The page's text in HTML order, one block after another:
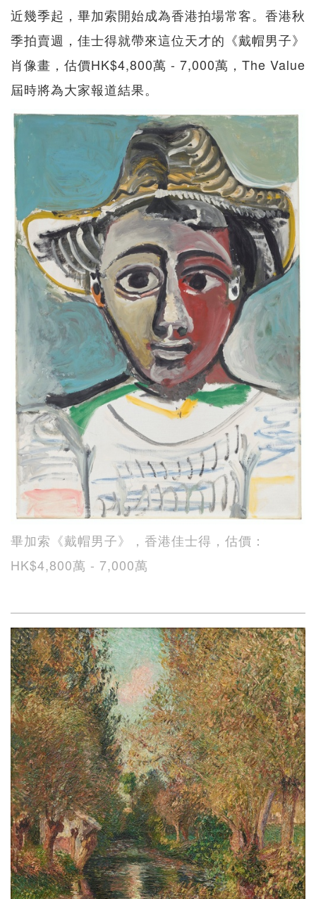
近幾季起，畢加索開始成為香港拍場常客。香港秋
季拍賣週，佳士得就帶來這位天才的《戴帽男子》
肖像畫，估價HK$4,800萬 - 7,000萬，The Value
屆時將為大家報道結果。
畢加索《戴帽男子》，香港佳士得，估價：
HK$4,800萬 - 7,000萬